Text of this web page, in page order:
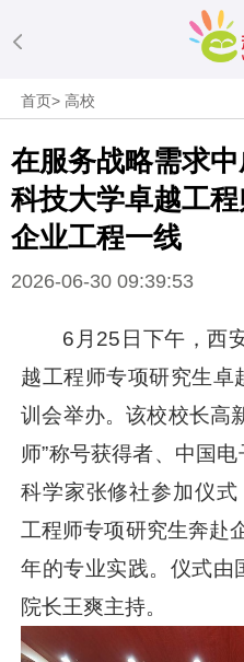
首页>高校
在服务战略需求
科技大学卓越工
企业工程一线
2026-06-30 09:39:53
6月25日下午，西
越工程师专项研究生卓
训会举办。该校校长高
师”称号获得者、中国
科学家张修社参加仪
工程师专项研究生奔赴
年的专业实践。仪式由
院长王爽主持。